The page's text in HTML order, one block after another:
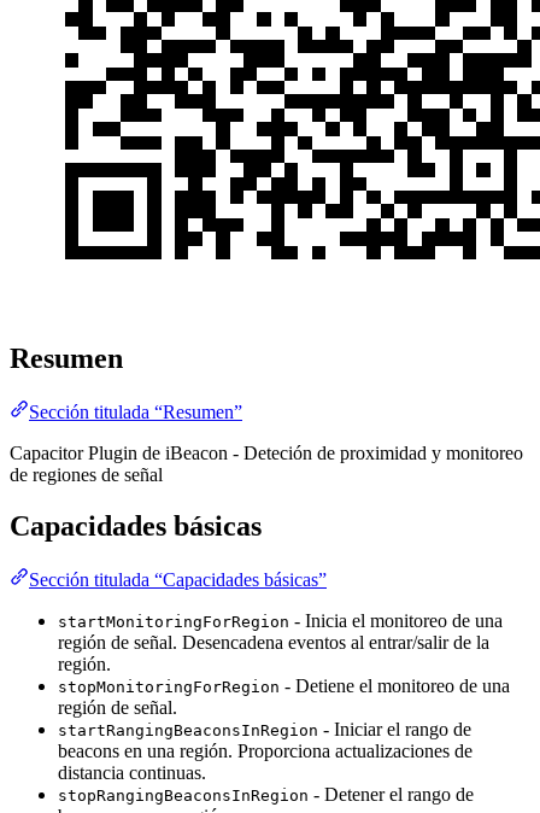
Resumen
Sección titulada “Resumen”
Capacitor Plugin de iBeacon - Deteción de proximidad y monitoreo
de regiones de señal
Capacidades básicas
Sección titulada “Capacidades básicas”
startMonitoringForRegion - Inicia el monitoreo de una
región de señal. Desencadena eventos al entrar/salir de la
región.
stopMonitoringForRegion - Detiene el monitoreo de una
región de señal.
startRangingBeaconsInRegion - Iniciar el rango de
beacons en una región. Proporciona actualizaciones de
distancia continuas.
stopRangingBeaconsInRegion - Detener el rango de